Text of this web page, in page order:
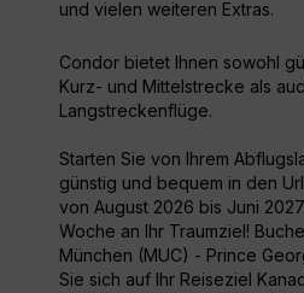
und vielen weiteren Extras.
Condor bietet Ihnen sowohl
Kurz- und Mittelstrecke als
Langstreckenflüge.
Starten Sie von Ihrem
günstig und bequem in den
von August 2026 bis Juni
Woche an Ihr Traumziel!
München (MUC) - Prince
Sie sich auf Ihr Reiseziel